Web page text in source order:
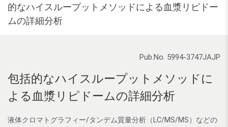
的なハイスループットメソッドによる血漿リピドー
ムの詳細分析
Pub.No. 5994-3747JAJP
包括的なハイスループットメソッドに
よる血漿リピドームの詳細分析
液体クロマトグラフィー/タンデム質量分析（LC/MS/MS）などの